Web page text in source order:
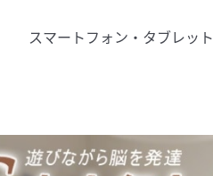
スマートフォン・タブレット